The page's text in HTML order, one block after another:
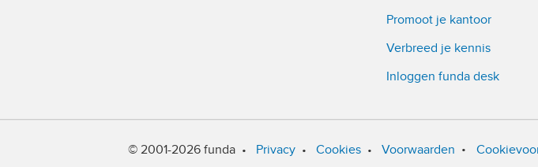
Promoot je kantoor
Verbreed je kennis
Inloggen funda desk
© 2001-2026 funda • Privacy • Cookies • Voorwaarden •